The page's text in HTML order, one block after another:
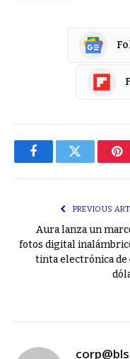
FacebookTwitter
PREVIOUS
Aura lanza un
fotos digital
tinta electrónica de